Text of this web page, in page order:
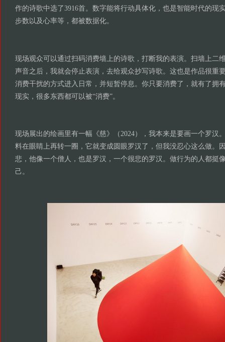
作的诗歌中选了3916首。数字能将行动具体化，也是智能时代的现
步数以及心率等，都被数据化。
现场观众可以通过扫码消费墙上的诗歌，打断我的表演。扫墙上二
声音之后，我就会停止表演，去给观众抄写诗歌。这也是作品很重
消费干扰的方式进入日常，并短暂停息。你只要消费了，就有了拥
现实，很多东西都可以被“消费”。
现场展出的绘画里有一幅《慈》（2024），我本来是要画一个罗汉
料在眼睛上再转一圈，它就变成圆眼罗汉了，但我没忍心这么做。
悲，他像一个僧人，也是罗汉，一个很悲的罗汉。做行为的人都挺
己。